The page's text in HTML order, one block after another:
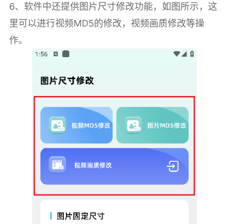
6、软件中还提供图片尺寸修改功能，如图所示，这
里可以进行视频MD5的修改，视频画质修改等操
作。